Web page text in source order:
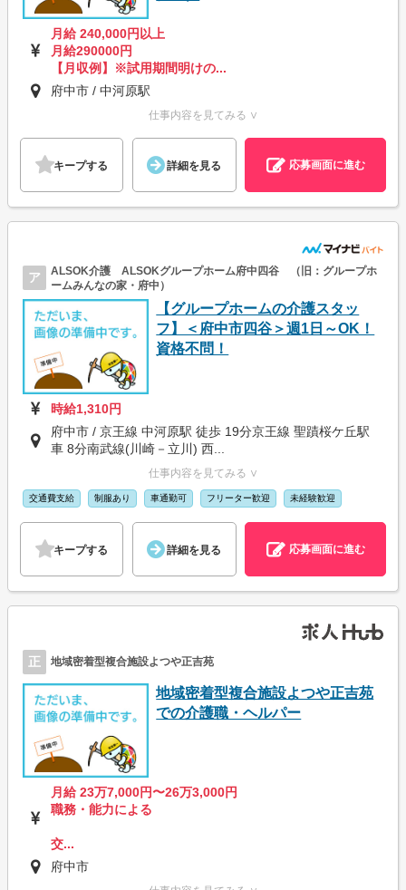
月給 240,000円以上
月給290000円
【月収例】※試用期間明けの...
府中市 / 中河原駅
仕事内容を見てみる ∨
キープする 詳細を見る 応募画面に進む
ア
ALSOK介護 ALSOKグループホーム府中四谷 （旧：グループホ
ームみんなの家・府中）
【グループホームの介護スタッ
フ】＜府中市四谷＞週1日～OK！
資格不問！
時給1,310円
府中市 / 京王線 中河原駅 徒歩 19分京王線 聖蹟桜ケ丘駅
車 8分南武線(川崎－立川) 西...
仕事内容を見てみる ∨
交通費支給 制服あり 車通勤可 フリーター歓迎 未経験歓迎
キープする 詳細を見る 応募画面に進む
正 地域密着型複合施設よつや正吉苑
地域密着型複合施設よつや正吉苑
での介護職・ヘルパー
月給 23万7,000円〜26万3,000円
職務・能力による
交...
府中市